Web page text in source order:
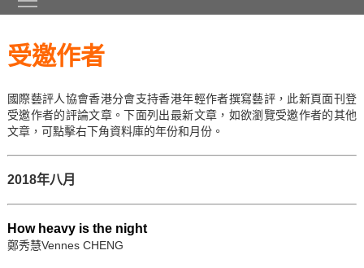
受邀作者
國際藝評人協會香港分會支持香港年輕作者撰寫藝評，此新頁面刊登
受邀作者的評論文章。下面列出最新文章，如欲瀏覽受邀作者的其他
文章，可點擊右下角資料庫的年份和月份。
2018年八月
How heavy is the night
鄭秀慧Vennes CHENG